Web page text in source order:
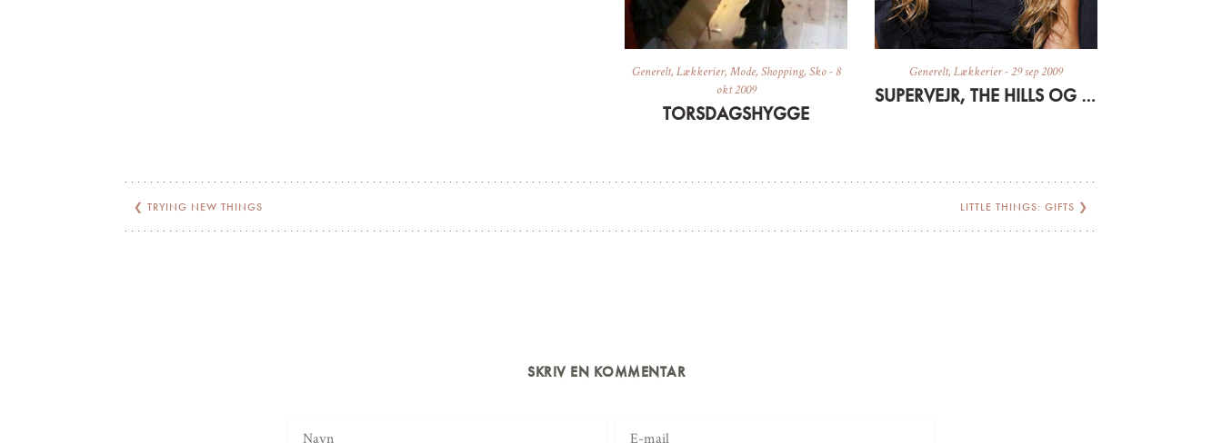
Generelt, Lækkerier, Mode, Shopping, Sko-8
okt 2009
TORSDAGSHYGGE
Generelt, Lækkerier-29 sep 2009
SUPERVEJR, THE HILLS OG SEN FROKOST
❮ TRYING NEW THINGS LITTLE THINGS: GIFTS ❯
SKRIV EN KOMMENTAR